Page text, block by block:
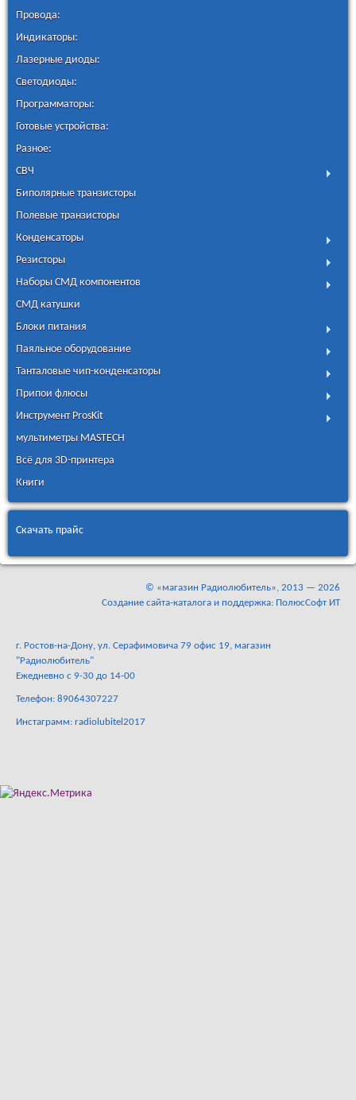
Провода:
Индикаторы:
Лазерные диоды:
Светодиоды:
Программаторы:
Готовые устройства:
Разное:
СВЧ
Биполярные транзисторы
Полевые транзисторы
Конденсаторы
Резисторы
Наборы СМД компонентов
СМД катушки
Блоки питания
Паяльное оборудование
Танталовые чип-конденсаторы
Припои флюсы
Инструмент ProsKit
мультиметры MASTECH
Всё для 3D-принтера
Книги
Скачать прайс
© «магазин Радиолюбитель» , 2013 — 2026
Создание сайта-каталога и поддержка: ПолюсСофт ИТ
г. Ростов-на-Дону, ул. Серафимовича 79 офис 19, магазин
"Радиолюбитель"
Ежедневно с 9-30 до 14-00
Телефон: 89064307227
Инстаграмм: radiolubitel2017